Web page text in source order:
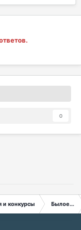
0
и конкурсы Былое...